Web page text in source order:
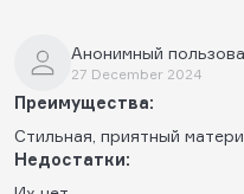
Анонимный
27 December 2024
Преимущества:
Стильная, приятный
Недостатки: